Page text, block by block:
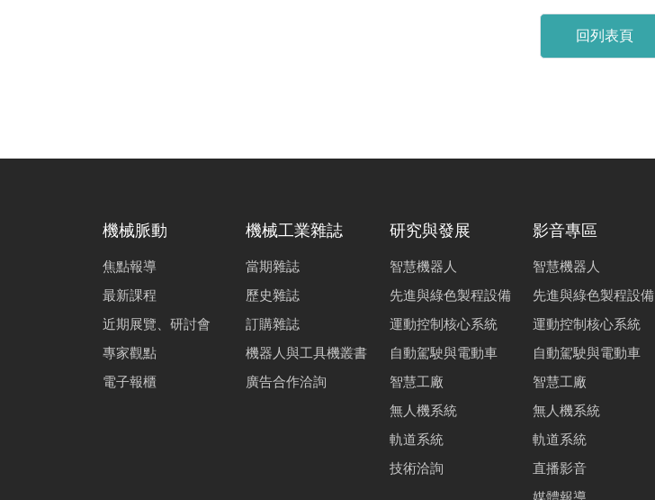
回列表頁
機械脈動
焦點報導
最新課程
近期展覽、研討會
專家觀點
電子報櫃
機械工業雜誌
當期雜誌
歷史雜誌
訂購雜誌
機器人與工具機叢書
廣告合作洽詢
研究與發展
智慧機器人
先進與綠色製程設備
運動控制核心系統
自動駕駛與電動車
智慧工廠
無人機系統
軌道系統
技術洽詢
影音專區
智慧機器人
先進與綠色製程設備
運動控制核心系統
自動駕駛與電動車
智慧工廠
無人機系統
軌道系統
直播影音